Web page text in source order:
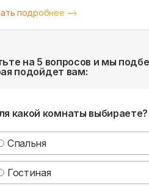
подробнее
на 5 вопросов и мы
подойдет вам:
какой комнаты выбираете?
Спальня
Гостиная